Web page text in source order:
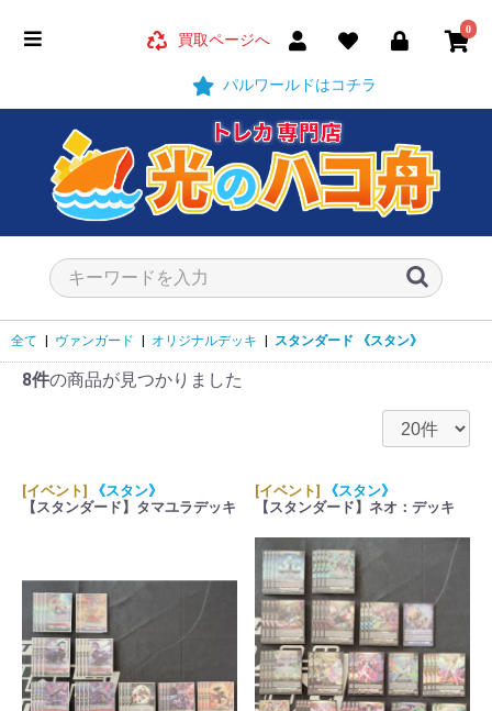
買取ページへ
パルワールドはコチラ
0
全て ヴァンガード オリジナルデッキ スタンダード 《スタン》
8件の商品が見つかりました
[イベント]
《スタン》
【スタンダード】タマユラデッキ
[イベント]
《スタン》
【スタンダード】ネオ：デッキ